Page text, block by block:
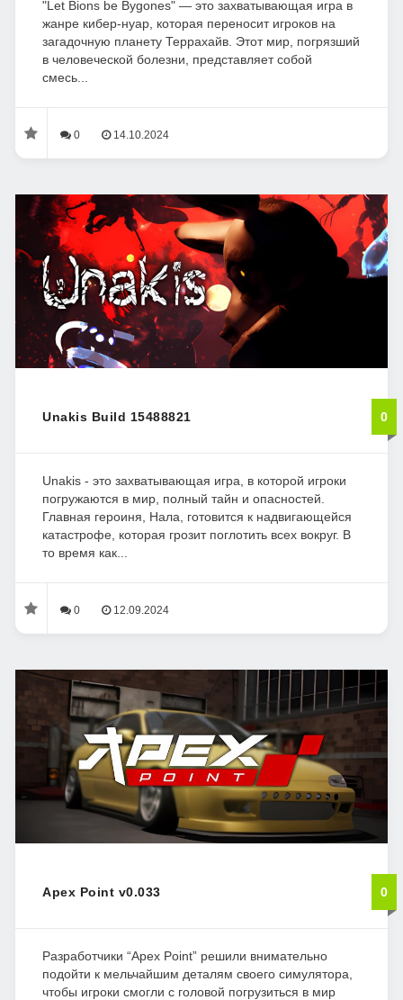
"Let Bions be Bygones" — это захватывающая игра в
жанре кибер-нуар, которая переносит игроков на
загадочную планету Террахайв. Этот мир, погрязший
в человеческой болезни, представляет собой
смесь...
0 14.10.2024
Unakis Build 15488821 0
Unakis - это захватывающая игра, в которой игроки
погружаются в мир, полный тайн и опасностей.
Главная героиня, Нала, готовится к надвигающейся
катастрофе, которая грозит поглотить всех вокруг. В
то время как...
0 12.09.2024
Apex Point v0.033 0
Разработчики “Apex Point” решили внимательно
подойти к мельчайшим деталям своего симулятора,
чтобы игроки смогли с головой погрузиться в мир